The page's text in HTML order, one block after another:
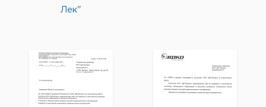
Лек"